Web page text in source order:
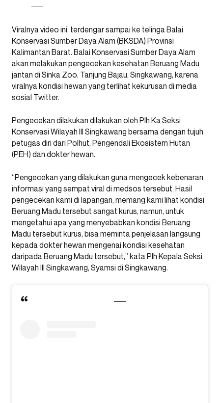
Viralnya video ini, terdengar sampai ke telinga Balai
Konservasi Sumber Daya Alam (BKSDA) Provinsi
Kalimantan Barat. Balai Konservasi Sumber Daya Alam
akan melakukan pengecekan kesehatan Beruang Madu
jantan di Sinka Zoo, Tanjung Bajau, Singkawang, karena
viralnya kondisi hewan yang terlihat kekurusan di media
sosial Twitter.
Pengecekan dilakukan dilakukan oleh Plh Ka Seksi
Konservasi Wilayah III Singkawang bersama dengan tujuh
petugas diri dari Polhut, Pengendali Ekosistem Hutan
(PEH) dan dokter hewan.
“Pengecekan yang dilakukan guna mengecek kebenaran
informasi yang sempat viral di medsos tersebut. Hasil
pengecekan kami di lapangan, memang kami lihat kondisi
Beruang Madu tersebut sangat kurus, namun, untuk
mengetahui apa yang menyebabkan kondisi Beruang
Madu tersebut kurus, bisa meminta penjelasan langsung
kepada dokter hewan mengenai kondisi kesehatan
daripada Beruang Madu tersebut,” kata Plh Kepala Seksi
Wilayah III Singkawang, Syamsi di Singkawang.